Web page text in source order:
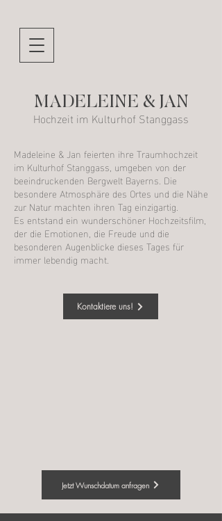
MADELEINE & JAN
Hochzeit im Kulturhof Stanggass
Madeleine & Jan feierten ihre Traumhochzeit
im Kulturhof Stanggass, umgeben von der
beeindruckenden Bergwelt Bayerns. Die
besondere Atmosphäre des Ortes und die Nähe
zur Natur machten ihren Tag einzigartig.
Es entstand ein wunderschöner Hochzeitsfilm,
der die Emotionen, die Freude und die
besonderen Augenblicke dieses Tages für
immer lebendig macht.
Kontaktiere uns!
Jetzt Wunschdatum anfragen